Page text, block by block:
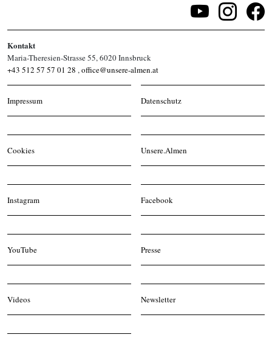
Kontakt
Maria-Theresien-Strasse 55, 6020 Innsbruck
+43 512 57 57 01 28 ,office@unsere-almen.at
Impressum Datenschutz
Cookies Unsere.Almen
Instagram Facebook
YouTube Presse
Videos Newsletter